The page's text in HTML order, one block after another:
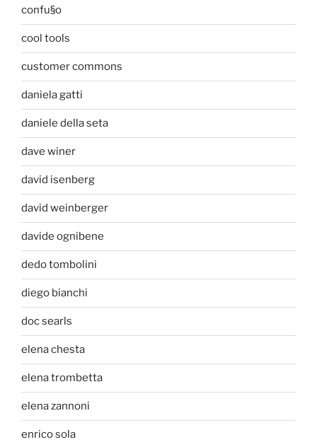
confu§o
cool tools
customer commons
daniela gatti
daniele della seta
dave winer
david isenberg
david weinberger
davide ognibene
dedo tombolini
diego bianchi
doc searls
elena chesta
elena trombetta
elena zannoni
enrico sola